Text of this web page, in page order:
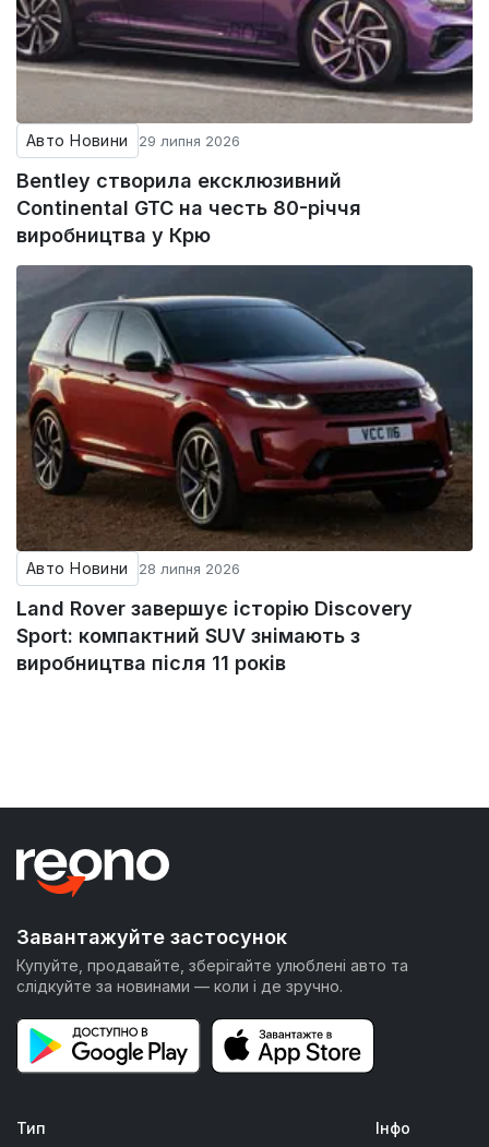
Авто Новини 29 липня 2026
Bentley створила ексклюзивний
Continental GTC на честь 80-річчя
виробництва у Крю
Авто Новини 28 липня 2026
Land Rover завершує історію Discovery
Sport: компактний SUV знімають з
виробництва після 11 років
Завантажуйте застосунок
Купуйте, продавайте, зберігайте улюблені авто та
слідкуйте за новинами — коли і де зручно.
Тип Інфо